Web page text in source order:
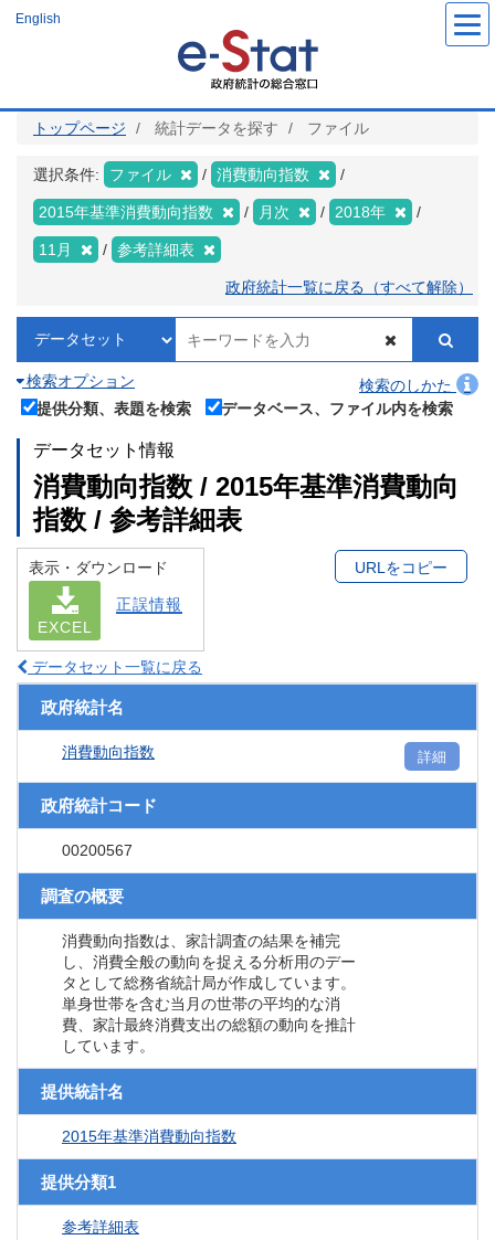
ツ
English
トップページ 統計データを探す ファイル
選択条件: ファイル 消費動向指数
2015年基準消費動向指数 月次 2018年
11月 参考詳細表
政府統計一覧に戻る（すべて解除）
検索オプション
検索のしかた
提供分類、表題を検索
データベース、ファイル内を検索
データセット情報
消費動向指数 / 2015年基準消費動向
指数 / 参考詳細表
表示・ダウンロード
EXCEL
正誤情報
URLをコピー
データセット一覧に戻る
政府統計名
消費動向指数 詳細
政府統計コード
00200567
調査の概要
消費動向指数は、家計調査の結果を補完
し、消費全般の動向を捉える分析用のデー
タとして総務省統計局が作成しています。
単身世帯を含む当月の世帯の平均的な消
費、家計最終消費支出の総額の動向を推計
しています。
提供統計名
2015年基準消費動向指数
提供分類1
参考詳細表